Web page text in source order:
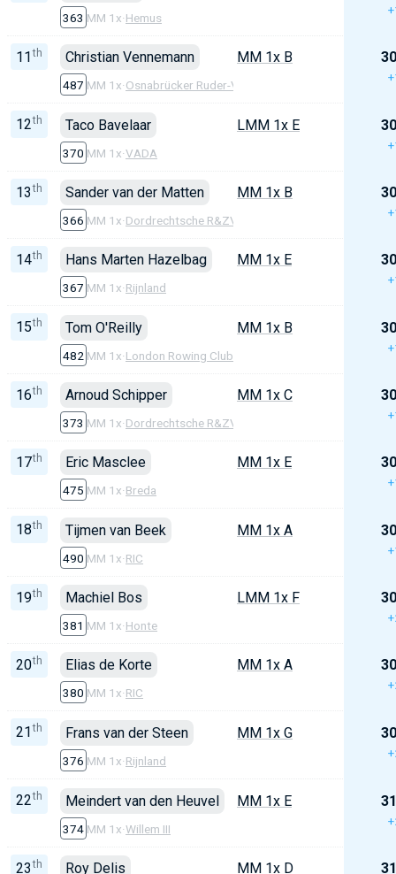
363 MM 1x·Hemus
11 th Christian Vennemann
487 MM 1x·Osnabrücker Ruder-Verein
MM 1x B
12th Taco Bavelaar
370 MM 1x·VADA
LMM 1x E
13 th Sander van der Matten
366 MM 1x·Dordrechtsche R&ZV
MM 1x B
14th Hans Marten Hazelbag
367 MM 1x·Rijnland
MM 1x E
15th Tom O'Reilly
482 MM 1x·London Rowing Club
MM 1x B
16th Arnoud Schipper
373 MM 1x·Dordrechtsche R&ZV
MM 1x C
17th Eric Masclee
475 MM 1x·Breda
MM 1x E
18th Tijmen van Beek
490 MM 1x·RIC
MM 1x A
19th Machiel Bos
381 MM 1x·Honte
LMM 1x F
20th Elias de Korte
380 MM 1x·RIC
MM 1x A
21 th Frans van der Steen
376 MM 1x·Rijnland
MM 1x G
22th Meindert van den Heuvel
374 MM 1x·Willem III
MM 1x E
23 th Roy Delis MM 1x D